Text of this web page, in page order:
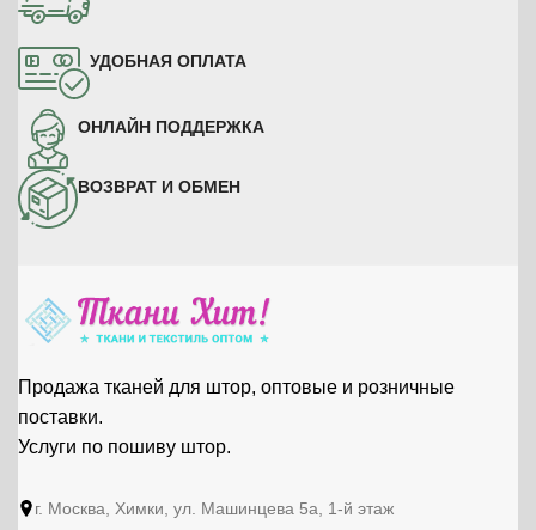
УДОБНАЯ ОПЛАТА
ОНЛАЙН ПОДДЕРЖКА
ВОЗВРАТ И ОБМЕН
Продажа тканей для штор, оптовые и розничные
поставки.
Услуги по пошиву штор.
г. Москва, Химки, ул. Машинцева 5а, 1-й этаж